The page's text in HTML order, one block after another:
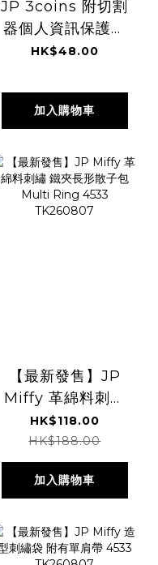
JP 3coins 附切割
器個人資訊保護印
章 9857
HK$48.00
加入購物車
【最新發售】JP
Miffy 革綿料刺繡
鐵夾長形散子包
Multi Ring 4533
TK260807
HK$118.00
HK$188.00
加入購物車